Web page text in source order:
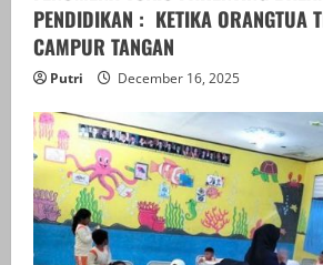
PENDIDIKAN : KETIKA ORANGTUA
CAMPUR TANGAN
Putri December 16, 2025